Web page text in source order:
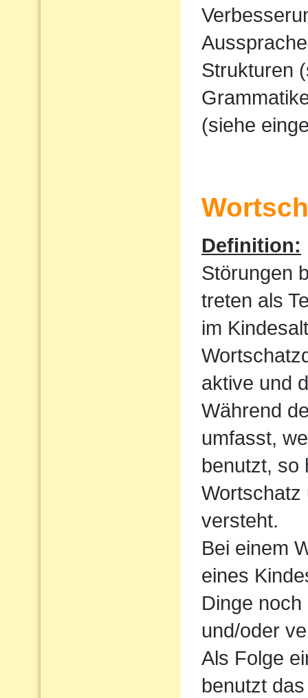
Strukturen
(siehe
Definition:
Störungen
treten als
im
aktive und
Während
umfasst,
benutzt, so
Wortschatz
versteht.
Bei einem
eines
Dinge
und/oder
Als Folge
benutzt